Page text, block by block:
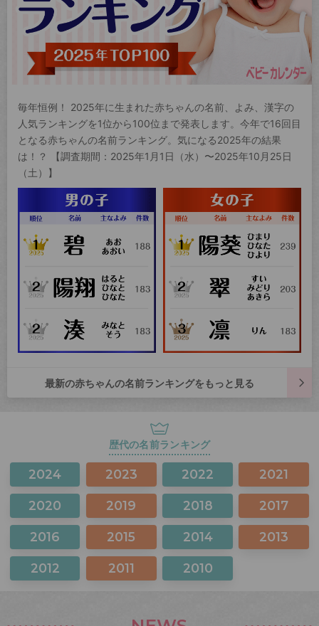
毎年恒例！ 2025年に生まれた赤ちゃんの名前、よみ、漢字の
人気ランキングを1位から100位まで発表します。今年で16回目
となる赤ちゃんの名前ランキング。気になる2025年の結果
は！？ 【調査期間：2025年1月1日（水）〜2025年10月25日
（土）】
最新の赤ちゃんの名前ランキングをもっと見る
歴代の名前ランキング
2024 2023 2022 2021
2020 2019 2018 2017
2016 2015 2014 2013
2012 2011 2010